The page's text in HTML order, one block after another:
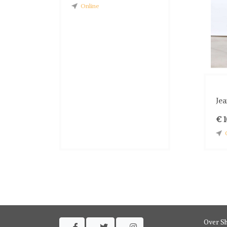
Ontdek de Verscheidenheid aan Scotch &
Scotch & Soda-schoenen zijn kleurrijk,
bieden ze een toffe mix van speelse prints en
biedt het merk mode-items die zowel trendy
Online
€
Over